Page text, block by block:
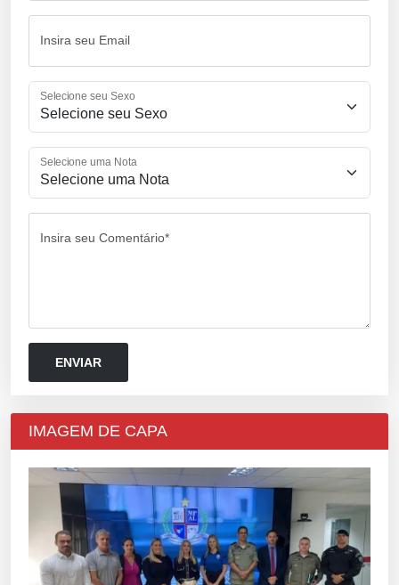
Insira seu Email
Selecione seu Sexo
Selecione uma Nota
Insira seu Comentário*
IMAGEM DE CAPA